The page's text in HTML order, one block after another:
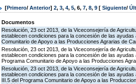
[Primero/ Anterior] 2, 3, 4, 5, 6, 7, 8, 9 [ Siguiente/
Documentos
Resolución, 23 oct 2013, de la Viceconsejería de
establecen condiciones para la concesión de las
Comunitario de Apoyo a las Producciones Agrarias de
Resolución, 23 oct 2013, de la Viceconsejería de
establecen condiciones para la concesión de las
Programa Comunitario de Apoyo a las Producciones
Resolución, 23 oct 2013, de la Viceconsejería de
establecen condiciones para la concesión de las
III.5 del Programa Comunitario de Apoyo a las